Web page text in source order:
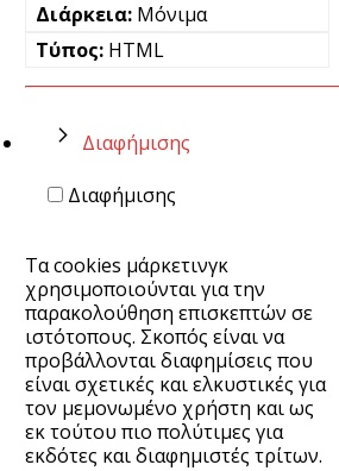
Μόνιμα
HTML
Διαφήμισης
Διαφήμισης
Τα cookies μάρκετινγκ
χρησιμοποιούνται για την
παρακολούθηση επισκεπτών σε
ιστότοπους. Σκοπός είναι να
προβάλλονται διαφημίσεις που
είναι σχετικές και ελκυστικές για
τον μεμονωμένο χρήστη και ως
εκ τούτου πιο πολύτιμες για
εκδότες και διαφημιστές τρίτων.